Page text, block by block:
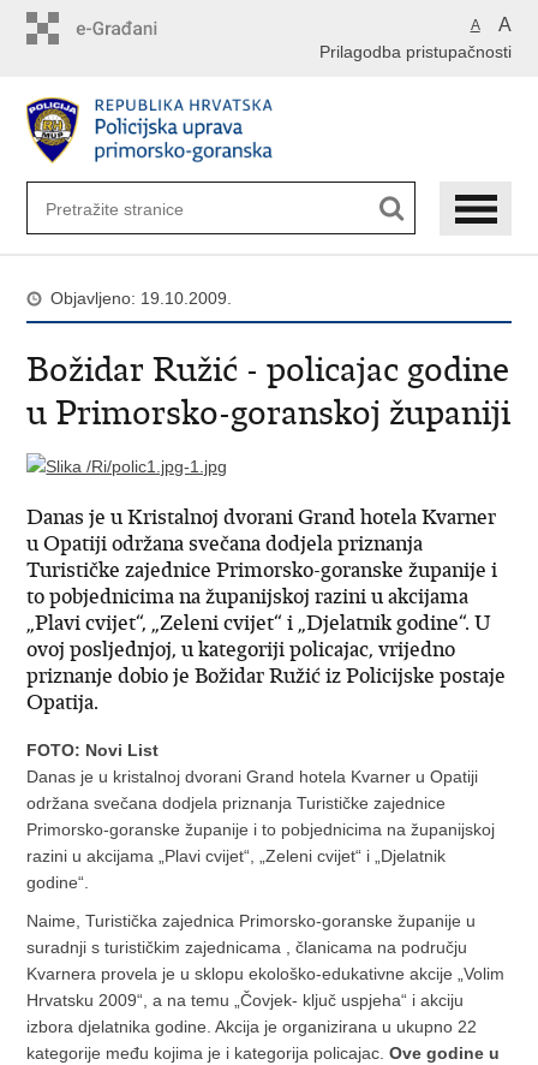
A A
Prilagodba pristupačnosti
Objavljeno: 19.10.2009.
Božidar Ružić - policajac godine
u Primorsko-goranskoj županiji
Danas je u Kristalnoj dvorani Grand hotela Kvarner
u Opatiji održana svečana dodjela priznanja
Turističke zajednice Primorsko-goranske županije i
to pobjednicima na županijskoj razini u akcijama
„Plavi cvijet“, „Zeleni cvijet“ i „Djelatnik godine“. U
ovoj posljednjoj, u kategoriji policajac, vrijedno
priznanje dobio je Božidar Ružić iz Policijske postaje
Opatija.
FOTO: Novi List
Danas je u kristalnoj dvorani Grand hotela Kvarner u Opatiji
održana svečana dodjela priznanja Turističke zajednice
Primorsko-goranske županije i to pobjednicima na županijskoj
razini u akcijama „Plavi cvijet“, „Zeleni cvijet“ i „Djelatnik
godine“.
Naime, Turistička zajednica Primorsko-goranske županije u
suradnji s turističkim zajednicama , članicama na području
Kvarnera provela je u sklopu ekološko-edukativne akcije „Volim
Hrvatsku 2009“, a na temu „Čovjek- ključ uspjeha“ i akciju
izbora djelatnika godine. Akcija je organizirana u ukupno 22
kategorije među kojima je i kategorija policajac.Ove godine u